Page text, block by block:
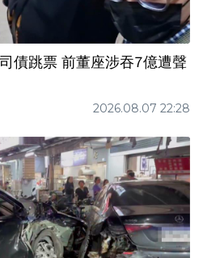
債跳票 前董座涉吞7億遭聲
2026.08.07 22:28